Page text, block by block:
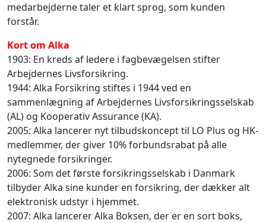
medarbejderne taler et klart sprog, som kunden
forstår.
Kort om Alka
1903: En kreds af ledere i fagbevægelsen stifter
Arbejdernes Livsforsikring.
1944: Alka Forsikring stiftes i 1944 ved en
sammenlægning af Arbejdernes Livsforsikringsselskab
(AL) og Kooperativ Assurance (KA).
2005: Alka lancerer nyt tilbudskoncept til LO Plus og HK-
medlemmer, der giver 10% forbundsrabat på alle
nytegnede forsikringer.
2006: Som det første forsikringsselskab i Danmark
tilbyder Alka sine kunder en forsikring, der dækker alt
elektronisk udstyr i hjemmet.
2007: Alka lancerer Alka Boksen, der er en sort boks,